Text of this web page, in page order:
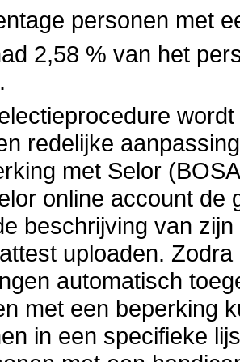
personen met
2,58 % van het
redelijke
met Selor
online account de
beschrijving van
uploaden.
automatisch
met een beperking
in een specifieke